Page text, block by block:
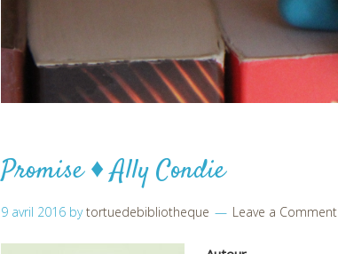
Promise ♦ Ally Condie
9 avril 2016 bytortuedebibliotheque Leave a Comment